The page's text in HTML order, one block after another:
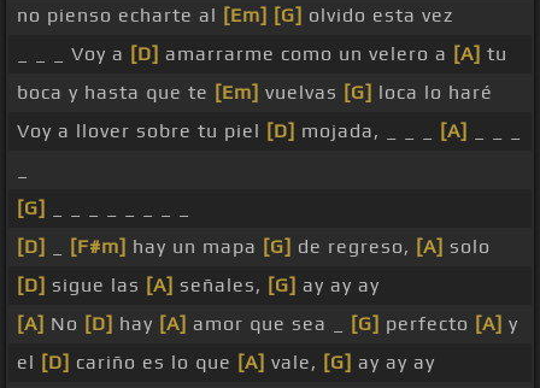
no pienso echarte al [Em] [G] olvido esta vez
_ _ _ Voy a [D] amarrarme como un velero a [A] tu
boca y hasta que te [Em] vuelvas [G] loca lo haré
Voy a llover sobre tu piel [D] mojada, _ _ _ [A]
[G]
[D]
[F#m] hay un mapa [G] de regreso, [A] solo
[D] sigue las [A] señales, [G] ay ay ay
[A] No [D] hay [A] amor que sea _ [G] perfecto [A] y
el [D] cariño es lo que [A] vale, [G] ay ay ay